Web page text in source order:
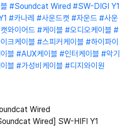
#Soundcat Wired #SW-DIGI Y1
#카나레 #사운드캣 #자운드 #사운
와이어드 #케이블 #오디오케이블 #
크케이블 #스피커케이블 #하이파이
블 #AUX케이블 #인터케이블 #악기
블 #가성비케이블 #디지와이원
Wired
Wired] SW-HIFI Y1